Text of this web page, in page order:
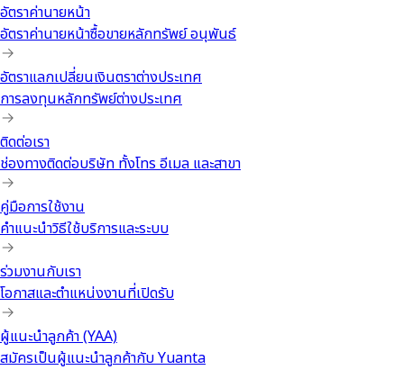
อัตราค่านายหน้า
อัตราค่านายหน้าซื้อขายหลักทรัพย์ อนุพันธ์
อัตราแลกเปลี่ยนเงินตราต่างประเทศ
การลงทุนหลักทรัพย์ต่างประเทศ
ติดต่อเรา
ช่องทางติดต่อบริษัท ทั้งโทร อีเมล และสาขา
คู่มือการใช้งาน
คำแนะนำวิธีใช้บริการและระบบ
ร่วมงานกับเรา
โอกาสและตำแหน่งงานที่เปิดรับ
ผู้แนะนำลูกค้า (YAA)
สมัครเป็นผู้แนะนำลูกค้ากับ Yuanta